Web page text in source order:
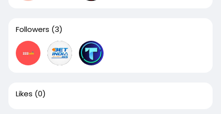
Followers (3)
Likes (0)